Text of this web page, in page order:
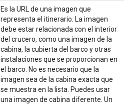
Es la URL de una imagen que
representa el itinerario. La imagen
debe estar relacionada con el interior
del crucero, como una imagen de la
cabina, la cubierta del barco y otras
instalaciones que se proporcionan en
el barco. No es necesario que la
imagen sea de la cabina exacta que
se muestra en la lista. Puedes usar
una imagen de cabina diferente. Un